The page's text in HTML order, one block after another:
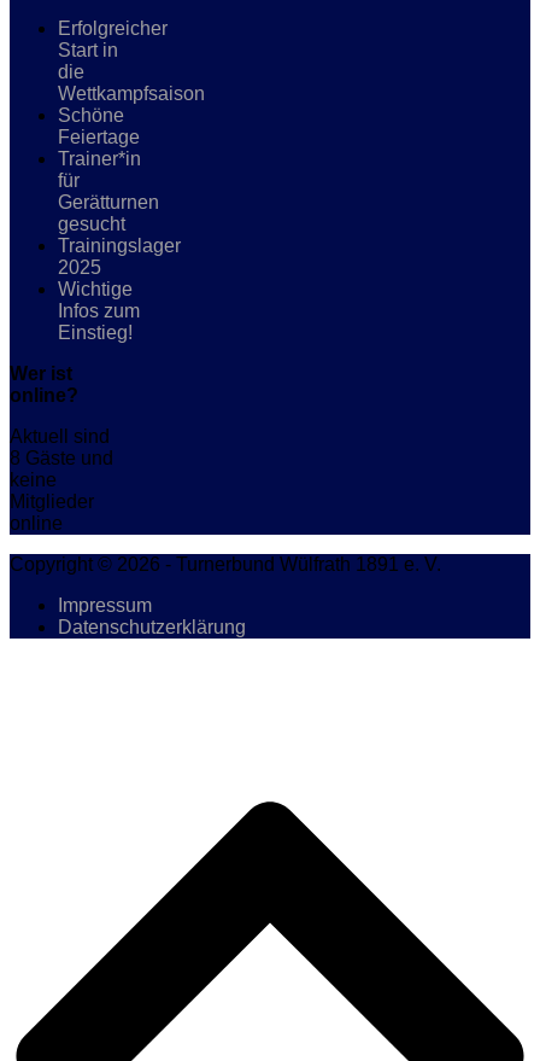
Erfolgreicher
Start in
die
Wettkampfsaison
Schöne
Feiertage
Trainer*in
für
Gerätturnen
gesucht
Trainingslager
2025
Wichtige
Infos zum
Einstieg!
Wer ist
online?
Aktuell sind
8 Gäste und
keine
Mitglieder
online
Copyright © 2026 - Turnerbund Wülfrath 1891 e. V.
Impressum
Datenschutzerklärung